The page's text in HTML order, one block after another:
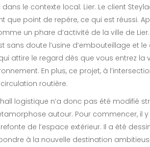
le contexte local: Lier. Le client
que point de repère, ce qui est réussi.
un phare d’activité de la ville de
sans doute l’usine d’embouteillage et
attire le regard dès que vous entrez la
En plus, ce projet, à
routière.
logistique n’a donc pas été modifié
autour. Pour commencer, il
de l’espace extérieur. Il a été
à la nouvelle destination